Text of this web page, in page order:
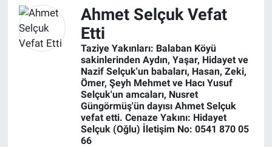
Ahmet Selçuk Vefat
Etti
Taziye Yakınları: Balaban Köyü
sakinlerinden Aydın, Yaşar, Hidayet ve
Nazif Selçuk'un babaları, Hasan, Zeki,
Ömer, Şeyh Mehmet ve Hacı Yusuf
Selçuk'un amcaları, Nusret
Güngörmüş'ün dayısı Ahmet Selçuk
vefat etti. Cenaze Yakını: Hidayet
Selçuk (Oğlu) İletişim No: 0541 870 05
66
Röportajlar
Magazin
Bölge Haberleri
Adiyaman Namaz Vakitleri
Trafik Durumu
Süper Lig Puan Durumu ve Fikstür
Tüm Manşetler
Son Dakika Haberleri